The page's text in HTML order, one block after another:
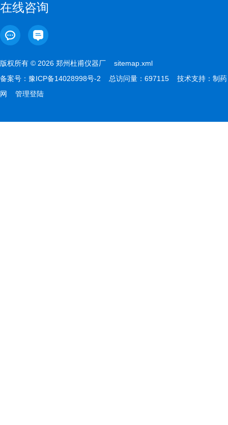
在线咨询
版权所有 © 2026 郑州杜甫仪器厂 sitemap.xml
备案号： 豫ICP备14028998号-2 总访问量：697115 技术支持： 制药
网
管理登陆